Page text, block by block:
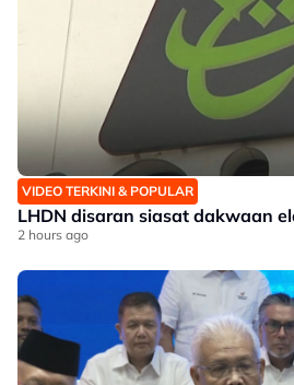
VIDEO TERKINI & POPULAR
LHDN disaran siasat dakwaan
2 hours ago